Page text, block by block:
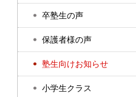
卒塾生の声
保護者様の声
塾生向けお知らせ
小学生クラス